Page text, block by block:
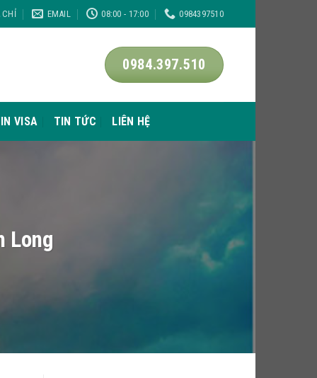
CHỈ EMAIL 08:00 - 17:00 0984397510
0984.397.510
VISA TIN TỨC LIÊN HỆ
Long